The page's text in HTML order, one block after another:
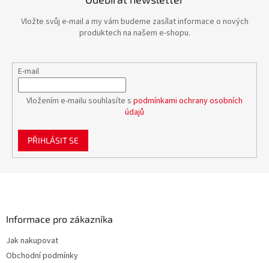
Vložte svůj e-mail a my vám budeme zasílat informace o nových
produktech na našem e-shopu.
E-mail
Vložením e-mailu souhlasíte s podmínkami ochrany osobních
údajů
PŘIHLÁSIT SE
Informace pro zákazníka
Jak nakupovat
Obchodní podmínky